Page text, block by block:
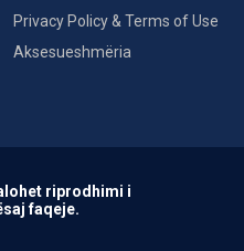
Privacy Policy & Terms of Use
Aksesueshmëria
riprodhimi i
faqeje.